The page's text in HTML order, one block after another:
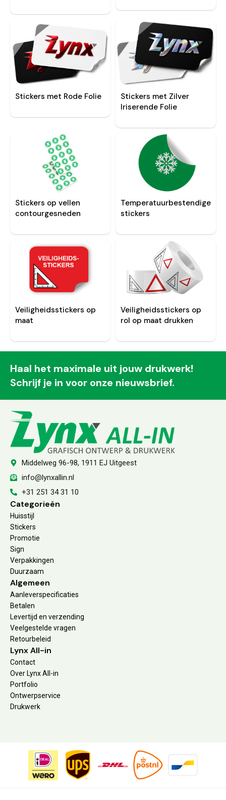
Stickers met Rode Folie
Stickers met Zilver
Iriserende Folie
Stickers op vellen
contourgesneden
Temperatuurbestendige
stickers
Veiligheidsstickers op
maat
Veiligheidsstickers op
rol op maat drukken
Haal het maximale uit jouw drukwerk!
Schrijf je in voor onze nieuwsbrief.
Middelweg 96-98, 1911 EJ Uitgeest
info@lynxallin.nl
+31 251 34 31 10
Categorieën
Huisstijl
Stickers
Promotie
Sign
Verpakkingen
Duurzaam
Algemeen
Aanleverspecificaties
Betalen
Levertijd en verzending
Veelgestelde vragen
Retourbeleid
Lynx All-in
Contact
Over Lynx All-in
Portfolio
Ontwerpservice
Drukwerk